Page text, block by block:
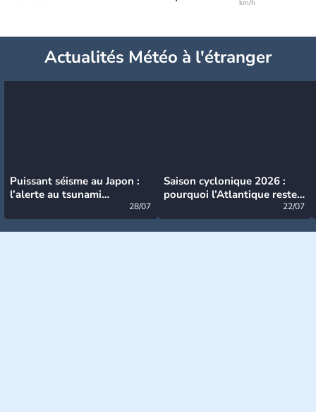
km/h
Actualités Météo à l'étranger
Puissant séisme au Japon :
l’alerte au tsunami
28/07
Saison cyclonique 2026 :
pourquoi l’Atlantique reste
22/07